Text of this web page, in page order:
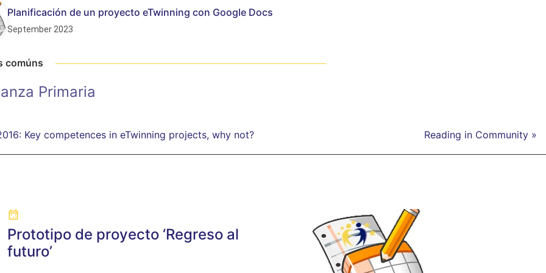
Planificación de un proyecto eTwinning con Google Docs
September 2023
comúns
Primaria
Key competences in eTwinning projects, why not? Reading in Community »
Prototipo de proyecto ‘Regreso al
futuro’